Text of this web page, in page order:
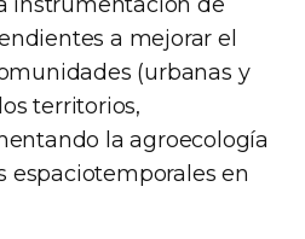
a mejorar el
(urbanas y
territorios,
la agroecología
espaciotemporales en